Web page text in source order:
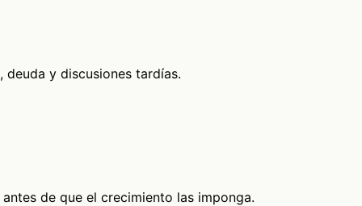
y discusiones tardías.
de que el crecimiento las imponga.